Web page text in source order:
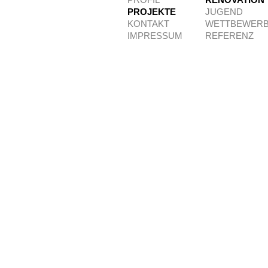
PROJEKTE
KONTAKT
IMPRESSUM
JUGEND
REFERENZ